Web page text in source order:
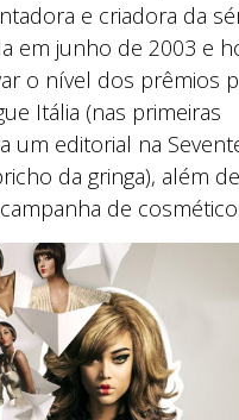
e criadora da
em junho de 2003 e
o nível dos prêmios
Itália (nas primeiras
um editorial na
da gringa), além
de